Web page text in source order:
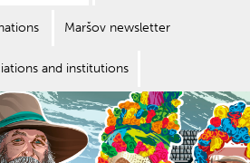
Maršov newsletter
and institutions